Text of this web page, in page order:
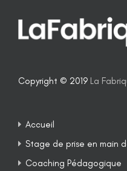
Copyright © 2019 La
Accueil
Stage de prise en main
Coaching Pédagogique